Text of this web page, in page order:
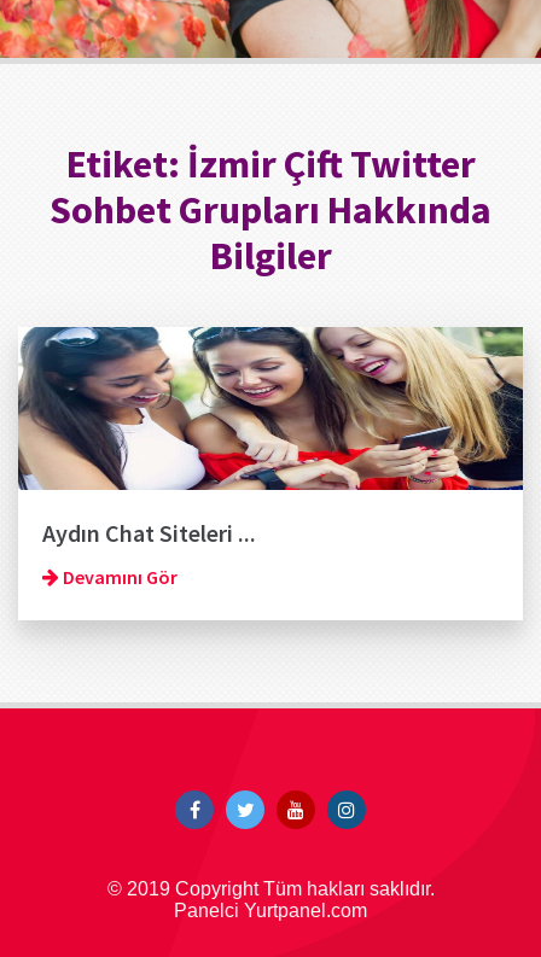
Etiket: İzmir Çift Twitter
Sohbet Grupları Hakkında
Bilgiler
Aydın Chat Siteleri ...
Devamını Gör
© 2019 Copyright Tüm hakları saklıdır.
Panelci Yurtpanel.com